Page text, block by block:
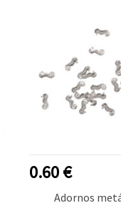
0.60 €
Adornos